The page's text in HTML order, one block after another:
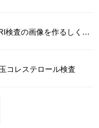
の画像を作るしくみは？
コレステロール検査